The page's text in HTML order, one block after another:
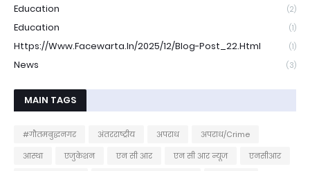
Education (2)
Education (1)
Https://www.facewarta.in/2025/12/blog-Post_22.html (1)
News (3)
MAIN TAGS
#गौतमबुद्धनगर अंतरराष्ट्रीय अपराध
अपराध/Crime
आस्था
एजुकेशन एन सी आर एन सी आर न्यूज
एनसीआर